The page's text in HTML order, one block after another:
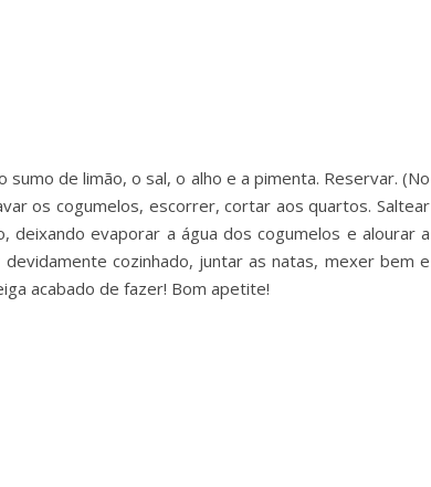
de limão, o sal, o alho e a pimenta. Reservar. (No
os cogumelos, escorrer, cortar aos quartos. Saltear
evaporar a água dos cogumelos e alourar a
cozinhado, juntar as natas, mexer bem e
acabado de fazer! Bom apetite!